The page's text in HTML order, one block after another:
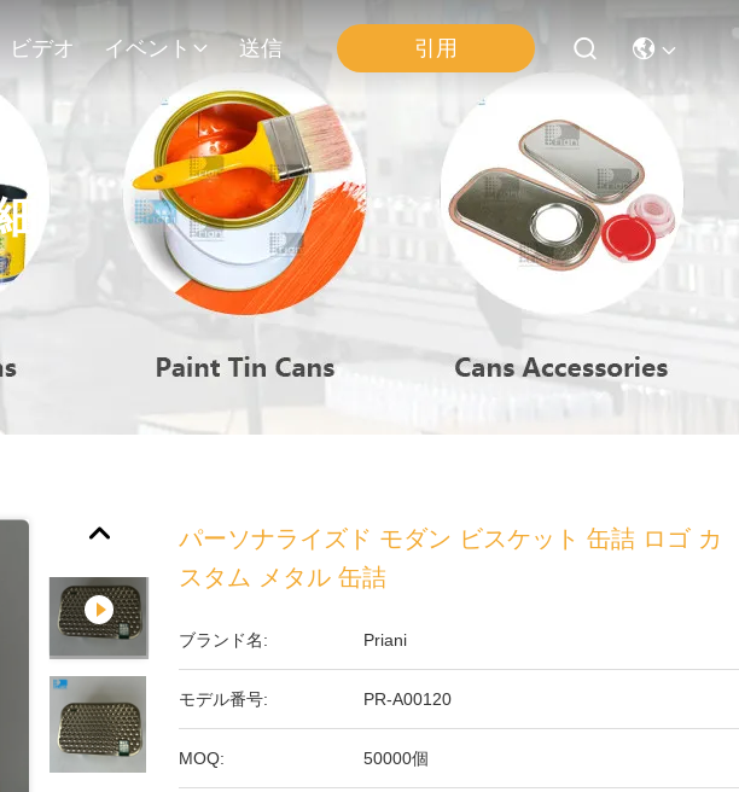
ビデオ イベント 送信 引用
パーソナライズド モダン ビスケット 缶詰 ロゴ カ
スタム メタル 缶詰
ブランド名: Priani
モデル番号: PR-A00120
MOQ: 50000個